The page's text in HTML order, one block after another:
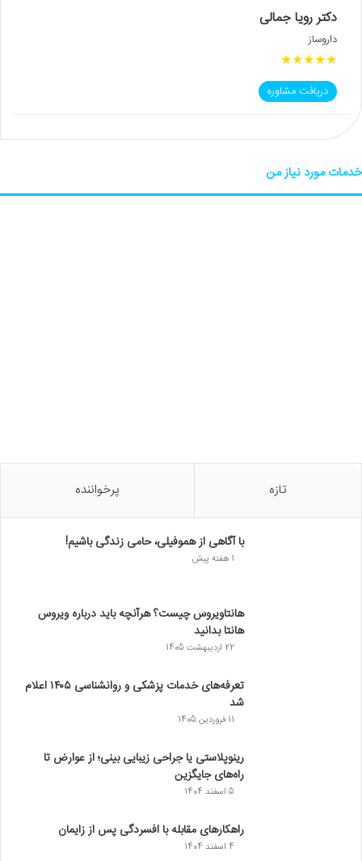
دکتر رویا جمالی
داروساز
★
★
★
★
★
دریافت مشاوره
خدمات مورد نیاز من
تازه پرخواننده
با آگاهی از هموفیلی، حامی زندگی باشیم!
1 هفته پیش
هانتاویروس چیست؟ هرآنچه باید درباره ویروس
هانتا بدانید
22 اردیبهشت 1405
تعرفه‌های خدمات پزشکی و روانشناسی ۱۴۰۵ اعلام
شد
11 فروردین 1405
رینوپلاستی یا جراحی زیبایی بینی؛ از عوارض تا
راه‌های جایگزین
5 اسفند 1404
راهکارهای مقابله با افسردگی پس از زایمان
4 اسفند 1404